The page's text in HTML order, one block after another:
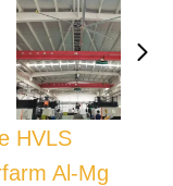
HVLS
Al-Mg